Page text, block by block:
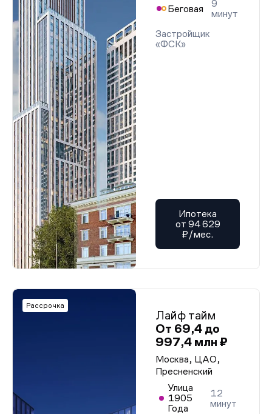
Беговая
9
минут
Застройщик
«ФСК»
Ипотека
от 94 629
₽/мес.
Рассрочка
Лайф тайм
От 69,4 до
997,4 млн ₽
Москва, ЦАО,
Пресненский
Улица
1905
Года
12
минут